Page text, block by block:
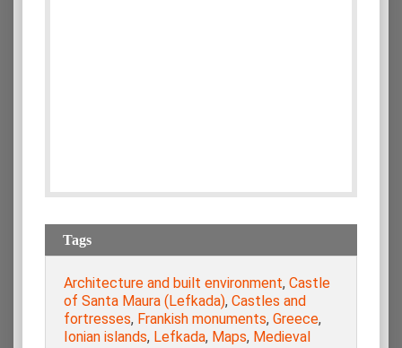
Tags
Architecture and built environment, Castle
of Santa Maura (Lefkada), Castles and
fortresses, Frankish monuments, Greece,
Ionian islands, Lefkada, Maps, Medieval